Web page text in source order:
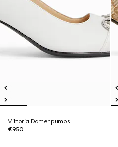
Vittoria Damenpumps
€950